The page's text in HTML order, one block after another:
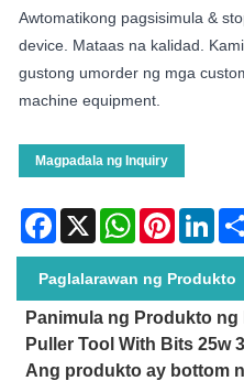
Awtomatikong pagsisimula &
device. Mataas na kalidad.
gustong umorder ng mga
machine equipment.
Magpadala ng Inquiry
Facebook
X WhatsAppPinterest
Paglalarawan ng Produkto
Panimula ng Produkto
Puller Tool With Bits 25w
Ang produkto ay bottom